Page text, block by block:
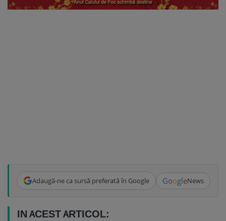
Adaugă-ne ca sursă preferată în Google GoogleNews
IN ACEST ARTICOL: